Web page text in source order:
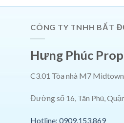
CÔNG TY TNHH BẤT
Hưng Phúc
C3.01 Tòa nhà M7 Midtown
Đường số 16, Tân Phú,
Hotline: 0909.153.869